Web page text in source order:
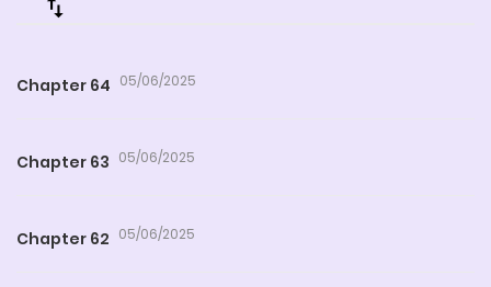
Chapter 64 05/06/2025
Chapter 63 05/06/2025
Chapter 62 05/06/2025